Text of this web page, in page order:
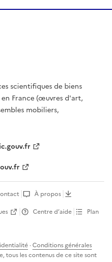
scientifiques de biens
France (œuvres d'art,
mobiliers,
À propos
Centre d’aide
Plan
·Conditions générales
tous les contenus de ce site sont